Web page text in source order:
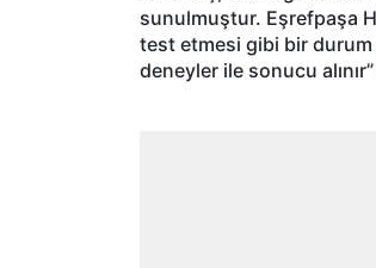
sunulmuştur. Eşrefpaşa
test etmesi gibi bir durum
deneyler ile sonucu